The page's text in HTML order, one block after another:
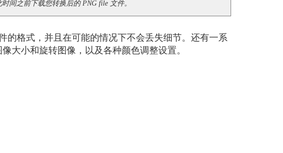
间之前下载您转换后的 PNG file 文件。
的格式，并且在可能的情况下不会丢失细节。还有一系
大小和旋转图像，以及各种颜色调整设置。